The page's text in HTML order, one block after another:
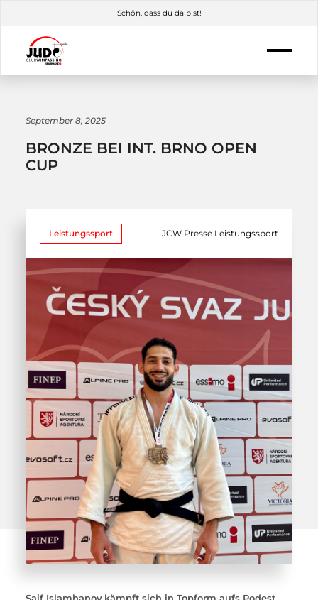
Schön, dass du da bist!
September 8, 2025
BRONZE BEI INT. BRNO OPEN
CUP
Leistungssport JCW Presse Leistungssport